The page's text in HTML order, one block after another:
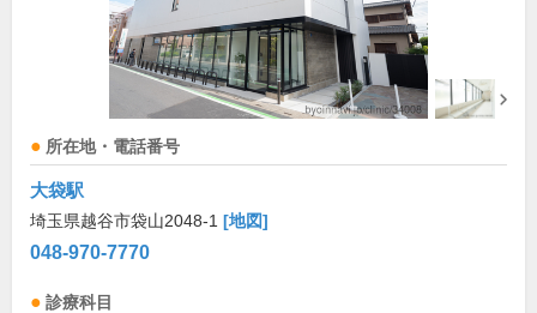
所在地・電話番号
大袋駅
埼玉県越谷市袋山2048-1 [地図]
048-970-7770
診療科目